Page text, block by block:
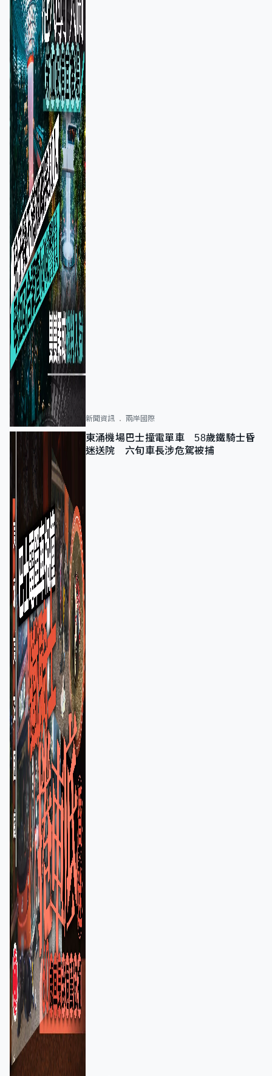
新聞資訊 兩岸國際
東涌機場巴士撞電單車 58歲鐵騎士昏
迷送院 六旬車長涉危駕被捕